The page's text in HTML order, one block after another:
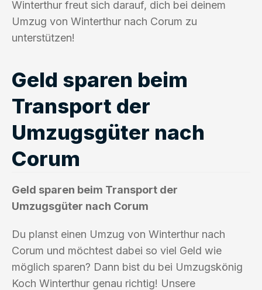
Winterthur freut sich darauf, dich bei deinem
Umzug von Winterthur nach Corum zu
unterstützen!
Geld sparen beim
Transport der
Umzugsgüter nach
Corum
Geld sparen beim Transport der
Umzugsgüter nach Corum
Du planst einen Umzug von Winterthur nach
Corum und möchtest dabei so viel Geld wie
möglich sparen? Dann bist du bei Umzugskönig
Koch Winterthur genau richtig! Unsere